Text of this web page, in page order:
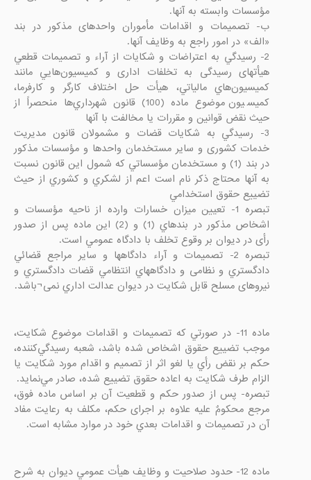
ب- تصميمات و اقدامات مأموران واحدهای مذكور در بند
2- رسيدگي به اعتراضات و شكايات از آراء و تصميمات قطعي
هیأتهای رسیدگی به تخلفات اداری و كميسيون‌هايي مانند
كميسيون‌هاي مالياتي، هيأت حل اختلاف كارگر و كارفرما،
كميسيون موضوع ماده (100) قانون شهرداري‌ها منحصراً از
3- رسيدگي به شكايات قضات و مشمولان قانون مدیریت
خدمات کشوری و ساير مستخدمان واحدها و مؤسسات مذكور
در بند (1) و مستخدمان مؤسساتي كه شمول اين قانون نسبت
به آنها محتاج ذكر نام است اعم از لشكري و كشوري از حيث
تبصره 1- تعيين ميزان خسارات وارده از ناحيه مؤسسات و
اشخاص مذكور در بندهاي (1) و (2) اين ماده پس از صدور
تبصره 2- تصميمات و آراء دادگاهها و ساير مراجع قضائي
دادگستري و نظامی و دادگاههاي انتظامي قضات دادگستري و
نیروهای مسلح قابل شكايت در ديوان عدالت اداري نمی¬باشد.
ماده 11- در صورتي كه تصميمات و اقدامات موضوع شكايت،
موجب تضييع حقوق اشخاص شده باشد، شعبه رسيدگي‌كننده،
حكم بر نقض رأي يا لغو اثر از تصميم و اقدام مورد شكايت يا
تبصره- پس از صدور حكم و قطعیت آن بر اساس ماده فوق،
مرجع محکومٌ علیه علاوه بر اجرای حكم، مكلف به رعايت مفاد
آن در تصميمات و اقدامات بعدي خود در موارد مشابه است.
ماده 12- حدود صلاحيت و وظایف هيأت عمومي ديوان به شرح